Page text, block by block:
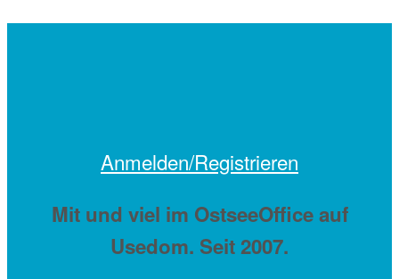
Anmelden/Registrieren
Mit und viel im OstseeOffice auf
Usedom. Seit 2007.